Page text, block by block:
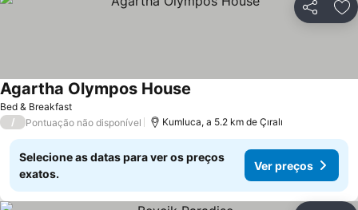
Partilhar
Bed & Breakfast
Agartha Olympos House
/ Pontuação não disponível Kumluca, a 5.2 km de Çıralı
Selecione as datas para ver os preços
exatos.
Ver preços